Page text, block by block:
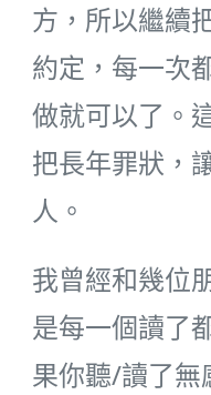
方，所以繼續
約定，每一次
做就可以了。
把長年罪狀，
人。
我曾經和幾位
是每一個讀了
果你聽/讀了無